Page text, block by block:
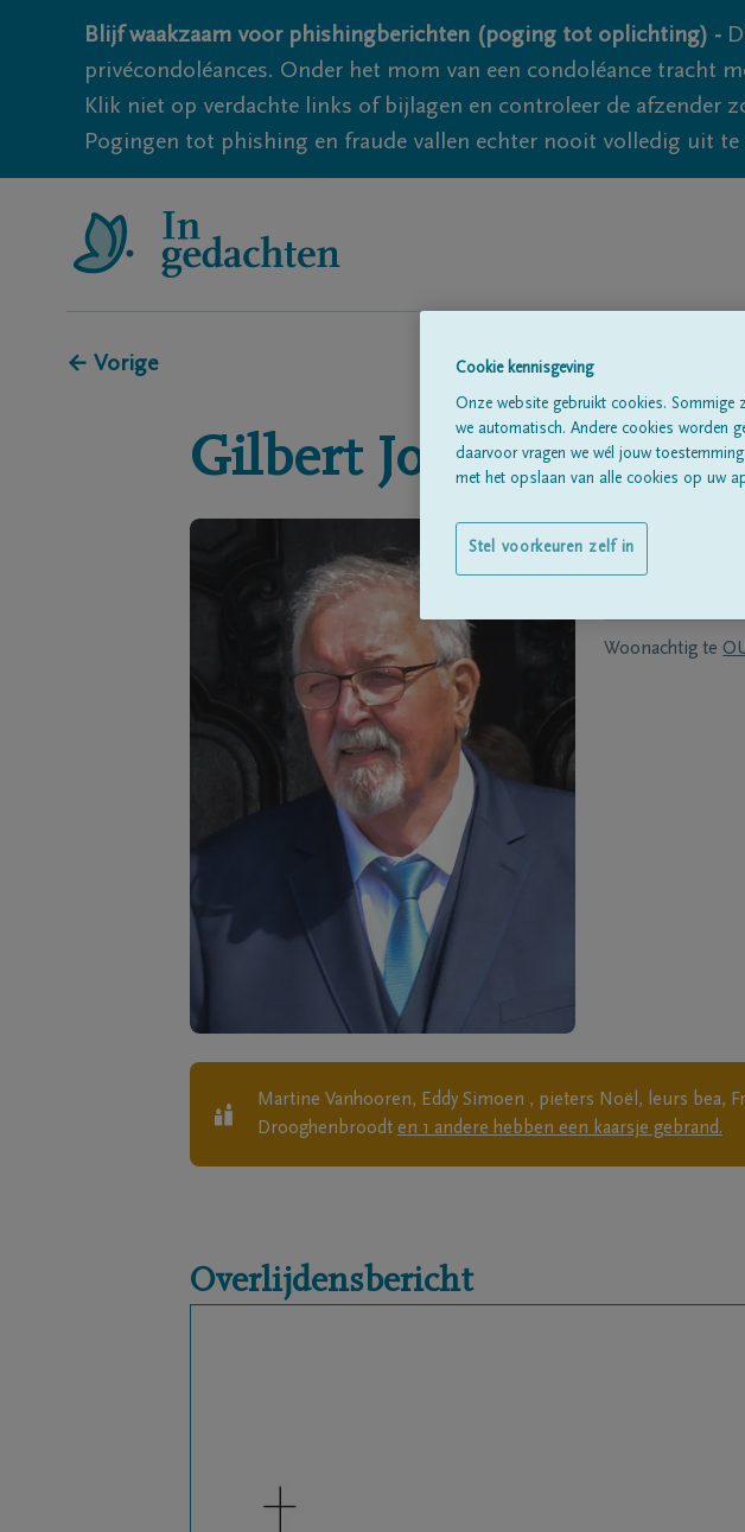
Blijf waakzaam voor phishingberichten (poging tot oplichting) -
privécondoléances. Onder het mom van een condoléance tracht
Klik niet op verdachte links of bijlagen en controleer de afzender
Pogingen tot phishing en fraude vallen echter nooit volledig uit
← Vorige
Gilbert Joseph
Woonachtig te
Martine Vanhooren, Eddy Simoen , pieters Noël, leurs bea,
Drooghenbroodt en 1 andere hebben een kaarsje gebrand.
Overlijdensbericht
Cookie kennisgeving
Onze website gebruikt cookies. Sommige
we automatisch. Andere cookies worden
daarvoor vragen we wél jouw
met het opslaan van alle cookies op uw
Stel voorkeuren zelf in